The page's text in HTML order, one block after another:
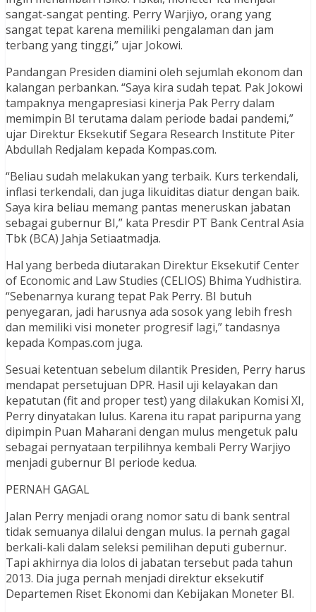
sangat-sangat penting. Perry Warjiyo, orang yang
sangat tepat karena memiliki pengalaman dan jam
terbang yang tinggi,” ujar Jokowi.
Pandangan Presiden diamini oleh sejumlah ekonom dan
kalangan perbankan. “Saya kira sudah tepat. Pak Jokowi
tampaknya mengapresiasi kinerja Pak Perry dalam
memimpin BI terutama dalam periode badai pandemi,”
ujar Direktur Eksekutif Segara Research Institute Piter
Abdullah Redjalam kepada Kompas.com.
“Beliau sudah melakukan yang terbaik. Kurs terkendali,
inflasi terkendali, dan juga likuiditas diatur dengan baik.
Saya kira beliau memang pantas meneruskan jabatan
sebagai gubernur BI,” kata Presdir PT Bank Central Asia
Tbk (BCA) Jahja Setiaatmadja.
Hal yang berbeda diutarakan Direktur Eksekutif Center
of Economic and Law Studies (CELIOS) Bhima Yudhistira.
“Sebenarnya kurang tepat Pak Perry. BI butuh
penyegaran, jadi harusnya ada sosok yang lebih fresh
dan memiliki visi moneter progresif lagi,” tandasnya
kepada Kompas.com juga.
Sesuai ketentuan sebelum dilantik Presiden, Perry harus
mendapat persetujuan DPR. Hasil uji kelayakan dan
kepatutan (fit and proper test) yang dilakukan Komisi XI,
Perry dinyatakan lulus. Karena itu rapat paripurna yang
dipimpin Puan Maharani dengan mulus mengetuk palu
sebagai pernyataan terpilihnya kembali Perry Warjiyo
menjadi gubernur BI periode kedua.
PERNAH GAGAL
Jalan Perry menjadi orang nomor satu di bank sentral
tidak semuanya dilalui dengan mulus. Ia pernah gagal
berkali-kali dalam seleksi pemilihan deputi gubernur.
Tapi akhirnya dia lolos di jabatan tersebut pada tahun
2013. Dia juga pernah menjadi direktur eksekutif
Departemen Riset Ekonomi dan Kebijakan Moneter BI.